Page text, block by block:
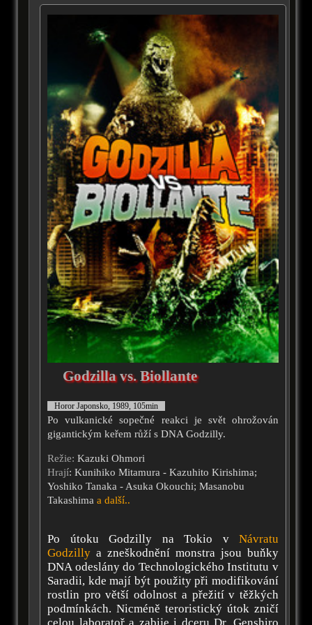
Godzilla vs. Biollante
Horor Japonsko, 1989, 105min
Po vulkanické sopečné reakci je svět ohrožován
gigantickým keřem růží s DNA Godzilly.
Režie: Kazuki Ohmori
Hrají: Kunihiko Mitamura - Kazuhito Kirishima;
Yoshiko Tanaka - Asuka Okouchi; Masanobu
Takashima a další..
Po útoku Godzilly na Tokio vNávratu
Godzilly a zneškodnění monstra jsou buňky
DNA odeslány do Technologického Institutu v
Saradii, kde mají být použity při modifikování
rostlin pro větší odolnost a přežití v těžkých
podmínkách. Nicméně teroristický útok zničí